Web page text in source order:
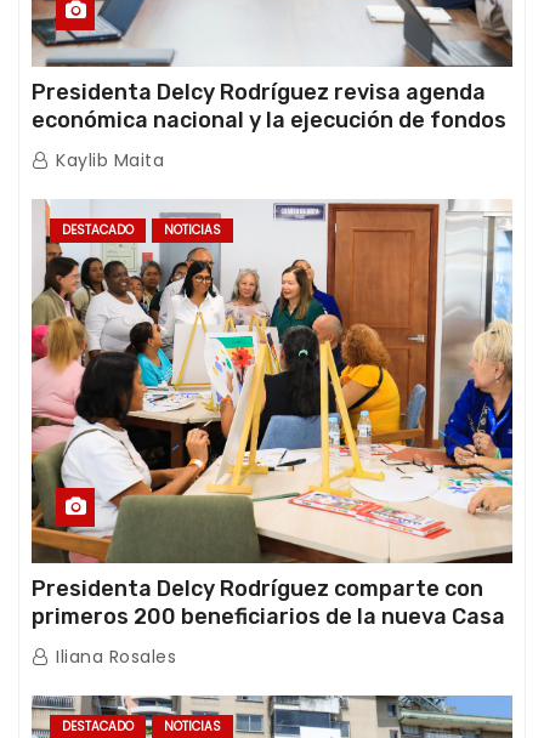
Presidenta Delcy Rodríguez revisa agenda
económica nacional y la ejecución de fondos
de emergencia post-sismos
Kaylib Maita
DESTACADO NOTICIAS
Presidenta Delcy Rodríguez comparte con
primeros 200 beneficiarios de la nueva Casa
de los Abuelos “La Primavera” en Caracas
Iliana Rosales
DESTACADO NOTICIAS